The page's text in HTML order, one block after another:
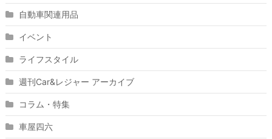
自動車関連用品
イベント
ライフスタイル
週刊Car&レジャー アーカイブ
コラム・特集
車屋四六